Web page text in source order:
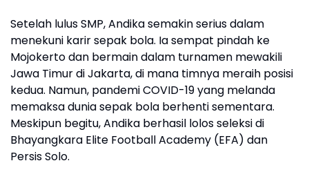
Setelah lulus SMP, Andika semakin serius dalam
menekuni karir sepak bola. Ia sempat pindah ke
Mojokerto dan bermain dalam turnamen mewakili
Jawa Timur di Jakarta, di mana timnya meraih posisi
kedua. Namun, pandemi COVID-19 yang melanda
memaksa dunia sepak bola berhenti sementara.
Meskipun begitu, Andika berhasil lolos seleksi di
Bhayangkara Elite Football Academy (EFA) dan
Persis Solo.